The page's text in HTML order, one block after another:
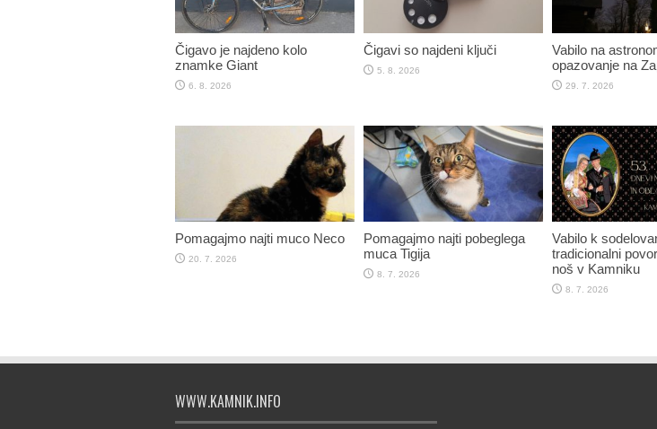
Čigavo je najdeno kolo
znamke Giant
6. 8. 2026
Čigavi so najdeni ključi
5. 8. 2026
Vabilo na
opazovanje na
29. 7. 2026
Pomagajmo najti muco Neco
20. 7. 2026
Pomagajmo najti pobeglega
muca Tigija
8. 7. 2026
Vabilo k
tradicionalni
noš v Kamniku
8. 7. 2026
WWW.KAMNIK.INFO